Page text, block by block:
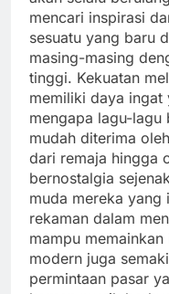
mencari inspirasi
sesuatu yang baru
masing-masing
tinggi. Kekuatan
memiliki daya ingat
mengapa lagu-lagu
mudah diterima
dari remaja hingga
bernostalgia
muda mereka yang
rekaman dalam
mampu
modern juga
permintaan pasar